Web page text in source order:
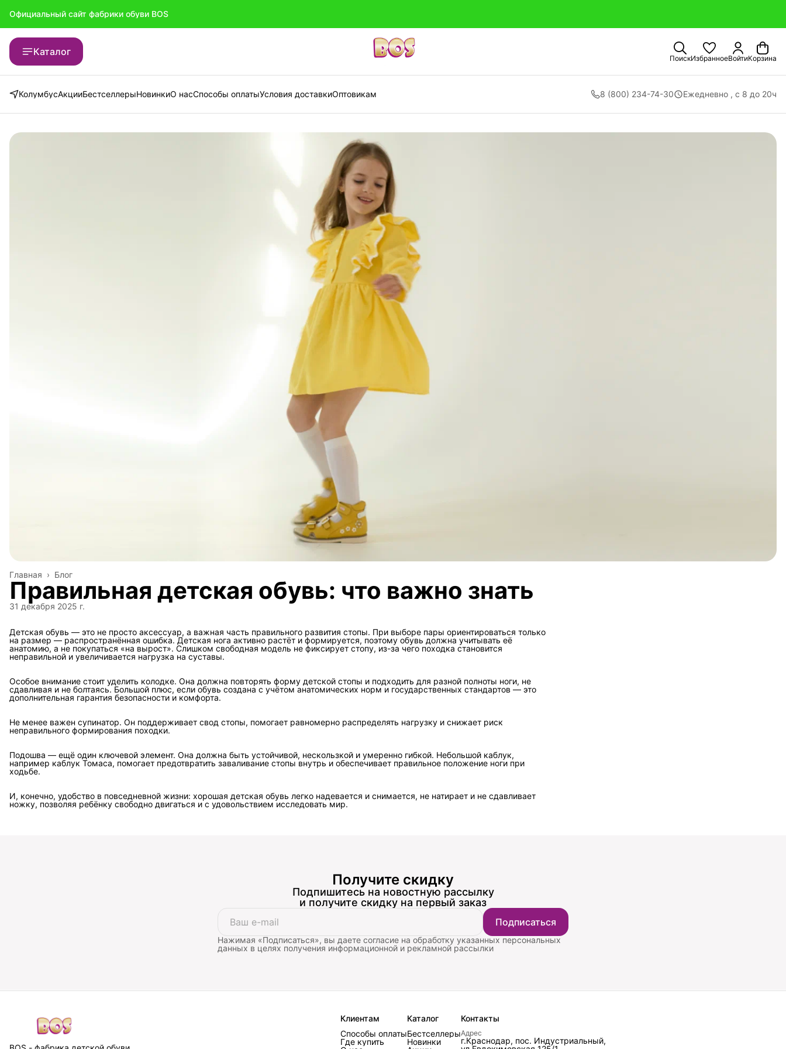
Официальный сайт фабрики обуви BOS
Официальный сайт фабрики обуви BOS
Каталог
ПоискИзбранноеВойтиКорзина
КолумбусАкцииБестселлерыНовинкиО насСпособы оплатыУсловия доставкиОптовикам 8 (800) 234-74-30 Ежедневно , с 8 до 20ч
Блог
Главная ›
Правильная детская обувь: что важно знать
31 декабря 2025 г.
Детская обувь — это не просто аксессуар, а важная часть правильного развития стопы. При выборе пары ориентироваться только
на размер — распространённая ошибка. Детская нога активно растёт и формируется, поэтому обувь должна учитывать её
анатомию, а не покупаться «на вырост». Слишком свободная модель не фиксирует стопу, из-за чего походка становится
неправильной и увеличивается нагрузка на суставы.
Особое внимание стоит уделить колодке. Она должна повторять форму детской стопы и подходить для разной полноты ноги, не
сдавливая и не болтаясь. Большой плюс, если обувь создана с учётом анатомических норм и государственных стандартов — это
дополнительная гарантия безопасности и комфорта.
Не менее важен супинатор. Он поддерживает свод стопы, помогает равномерно распределять нагрузку и снижает риск
неправильного формирования походки.
Подошва — ещё один ключевой элемент. Она должна быть устойчивой, нескользкой и умеренно гибкой. Небольшой каблук,
например каблук Томаса, помогает предотвратить заваливание стопы внутрь и обеспечивает правильное положение ноги при
ходьбе.
И, конечно, удобство в повседневной жизни: хорошая детская обувь легко надевается и снимается, не натирает и не сдавливает
ножку, позволяя ребёнку свободно двигаться и с удовольствием исследовать мир.
Получите скидку
Подпишитесь на новостную рассылку
и получите скидку на первый заказ
Подписаться
Нажимая «Подписаться», вы даете согласие на обработку указанных персональных
данных в целях получения информационной и рекламной рассылки
Клиентам
Способы оплаты
Где купить
Каталог
Бестселлеры
Новинки
Контакты
Адрес
г.Краснодар, пос. Индустриальный,